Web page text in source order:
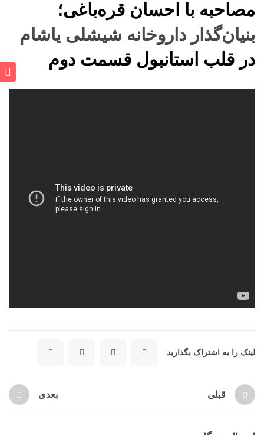
مصاحبه با احسان قره‌باغی؛
بنیان‌گذار داروخانه شیشلی یاشام
در قلب استانبول قسمت دوم
لینک را به اشتراک بگذارید
قبلی بعدی